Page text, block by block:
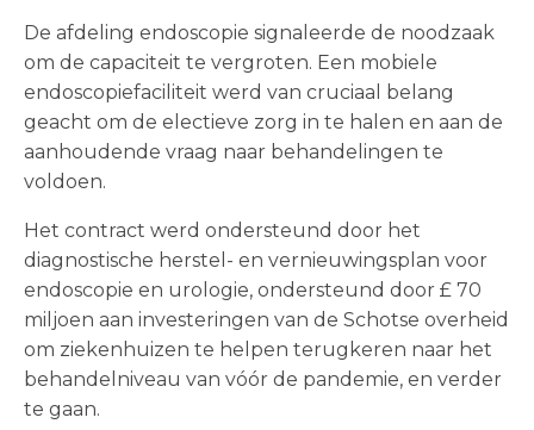
De afdeling endoscopie signaleerde de noodzaak
om de capaciteit te vergroten. Een mobiele
endoscopiefaciliteit werd van cruciaal belang
geacht om de electieve zorg in te halen en aan de
aanhoudende vraag naar behandelingen te
voldoen.
Het contract werd ondersteund door het
diagnostische herstel- en vernieuwingsplan voor
endoscopie en urologie, ondersteund door £ 70
miljoen aan investeringen van de Schotse overheid
om ziekenhuizen te helpen terugkeren naar het
behandelniveau van vóór de pandemie, en verder
te gaan.